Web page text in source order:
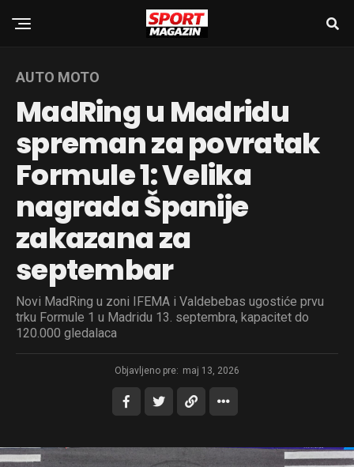
AUTO MOTO
MadRing u Madridu
spreman za povratak
Formule 1: Velika
nagrada Španije
zakazana za
septembar
Novi MadRing u zoni IFEMA i Valdebebas ugostiće prvu
trku Formule 1 u Madridu 13. septembra, kapacitet do
120.000 gledalaca
Objavljeno pre: maj 13, 2026